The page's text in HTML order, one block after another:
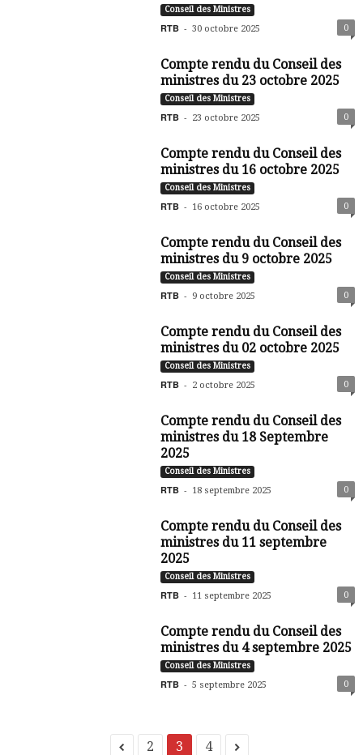
Conseil des Ministres
RTB - 30 octobre 2025 0
Compte rendu du Conseil des
ministres du 23 octobre 2025
Conseil des Ministres
RTB - 23 octobre 2025 0
Compte rendu du Conseil des
ministres du 16 octobre 2025
Conseil des Ministres
RTB - 16 octobre 2025 0
Compte rendu du Conseil des
ministres du 9 octobre 2025
Conseil des Ministres
RTB - 9 octobre 2025 0
Compte rendu du Conseil des
ministres du 02 octobre 2025
Conseil des Ministres
RTB - 2 octobre 2025 0
Compte rendu du Conseil des
ministres du 18 Septembre
2025
Conseil des Ministres
RTB - 18 septembre 2025 0
Compte rendu du Conseil des
ministres du 11 septembre
2025
Conseil des Ministres
RTB - 11 septembre 2025 0
Compte rendu du Conseil des
ministres du 4 septembre 2025
Conseil des Ministres
RTB - 5 septembre 2025 0
2 3 4